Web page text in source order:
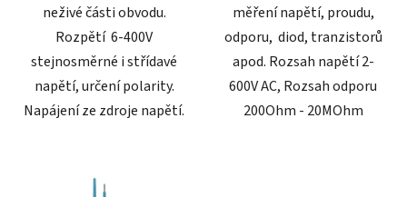
neživé části obvodu.
Rozpětí 6-400V
stejnosměrné i střídavé
napětí, určení polarity.
Napájení ze zdroje napětí.
měření napětí, proudu,
odporu, diod, tranzistorů
apod. Rozsah napětí 2-
600V AC, Rozsah odporu
200Ohm - 20MOhm